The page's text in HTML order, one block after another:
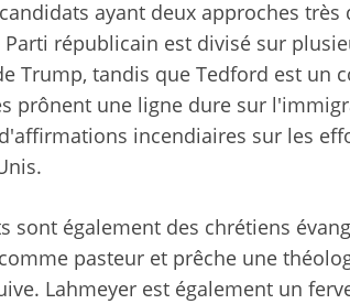
ayant deux approches
Parti républicain est divisé sur
Trump, tandis que Tedford est un
prônent une ligne dure sur
incendiaires sur les
sont également des chrétiens
pasteur et prêche une
Lahmeyer est également un